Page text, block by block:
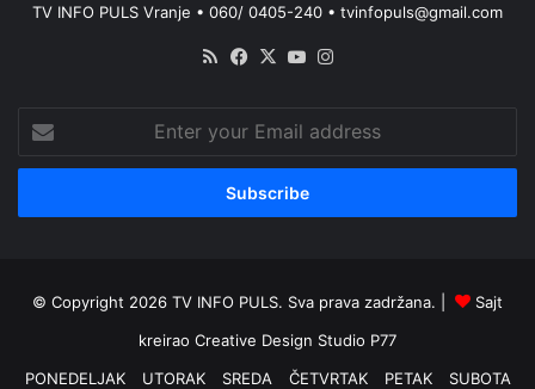
TV INFO PULS Vranje • 060/ 0405-240 • tvinfopuls@gmail.com
RSS Facebook
X YouTube
your
Email
© Copyright 2026 TV INFO PULS. Sva prava zadržana. |
Sajt
kreirao Creative Design Studio P77
PONEDELJAK
UTORAK SREDA ČETVRTAK PETAK
SUBOTA